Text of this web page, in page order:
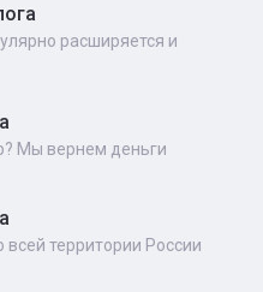
расширяется и
Мы вернем деньги
территории России